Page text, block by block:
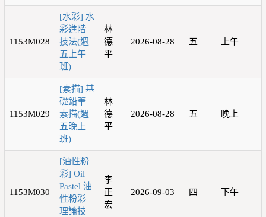
1153M028
[水彩] 水
彩進階
技法(週
五上午
班)
林
德
平
2026-08-28 五 上午
1153M029
[素描] 基
礎鉛筆
素描(週
五晚上
班)
林
德
平
2026-08-28 五 晚上
1153M030
[油性粉
彩] Oil
Pastel 油
性粉彩
理論技
李
正
宏
2026-09-03 四 下午